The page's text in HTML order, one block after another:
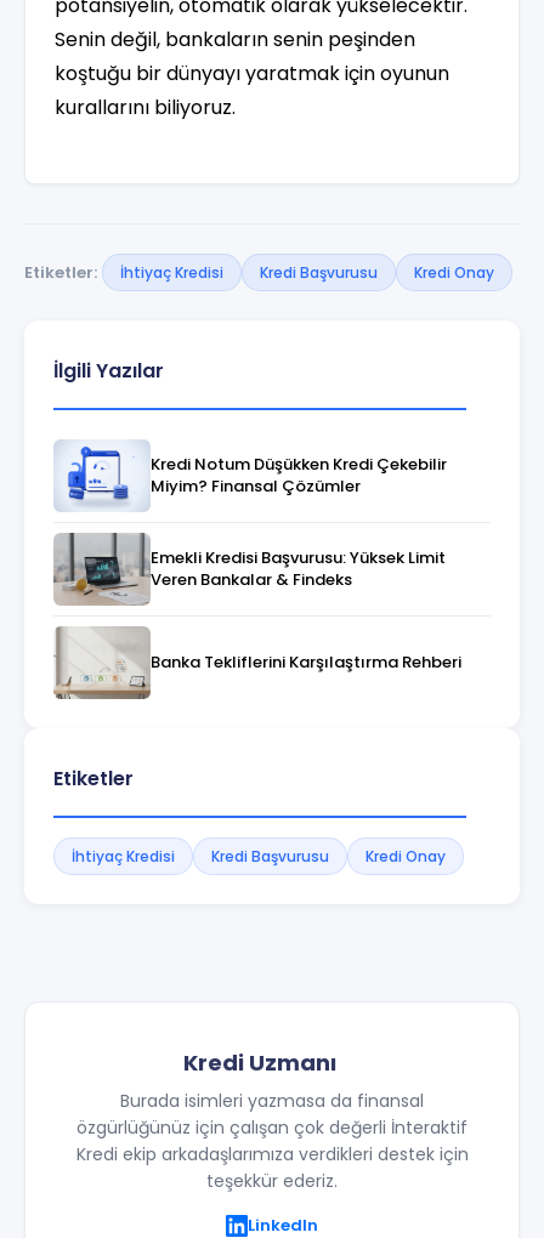
Senin değil, bankaların senin peşinden
koştuğu bir dünyayı yaratmak için oyunun
kurallarını biliyoruz.
Etiketler: İhtiyaç Kredisi Kredi Başvurusu Kredi Onay
İlgili Yazılar
Kredi Notum Düşükken Kredi Çekebilir
Miyim? Finansal Çözümler
Emekli Kredisi Başvurusu: Yüksek Limit
Veren Bankalar & Findeks
Banka Tekliflerini Karşılaştırma Rehberi
Etiketler
İhtiyaç Kredisi Kredi Başvurusu Kredi Onay
Kredi Uzmanı
Burada isimleri yazmasa da finansal
özgürlüğünüz için çalışan çok değerli İnteraktif
Kredi ekip arkadaşlarımıza verdikleri destek için
teşekkür ederiz.
LinkedIn